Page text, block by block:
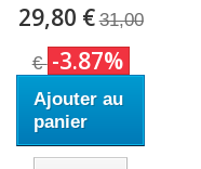
29,80 € 31,00
€ -3.87%
Ajouter au
panier